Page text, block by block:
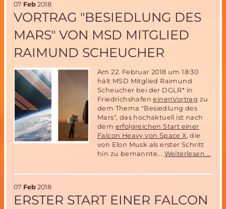
in
Pasadena,
07 Feb 2018
VORTRAG "BESIEDLUNG DES
MARS" VON MSD MITGLIED
RAIMUND SCHEUCHER
Am 22. Februar 2018 um 18:30
hält MSD Mitglied Raimund
Scheucher bei der DGLR* in
FriedrichshafeneinenVortrag zu
dem Thema "Besiedlung des
Mars", das hochaktuell ist nach
dem erfolgreichen Start einer
Falcon Heavy von Space X, die
von Elon Musk als erster Schritt
hin zu bemannte... Weiterlesen …
07 Feb 2018
ERSTER START EINER FALCON